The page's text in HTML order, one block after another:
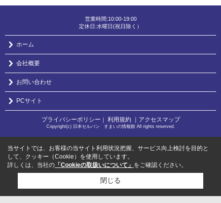
営業時間:10:00-19:00
定休日:水曜日(祝日除く）
ホーム
会社概要
お問い合わせ
PCサイト
プライバシーポリシー 利用規約 ｜アクセスマップ
Copyright(c) 日本セルバン すまいの情報館 All rights reserved.
当サイトでは、お客様の当サイト利用状況把握、サービス向上検討を目的と
して、クッキー（Cookie）を使用しています。
詳しくは、当社の 「Cookieの取扱いについて」 をご確認ください。
閉じる